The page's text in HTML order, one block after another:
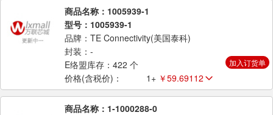
商品名称：1005939-1
型号：1005939-1
品牌：TE Connectivity(美国泰科)
封装：-
E络盟库存：422 个
价格(含税价)：
1+ ￥59.69112
加入订货单
商品名称：1-1000288-0